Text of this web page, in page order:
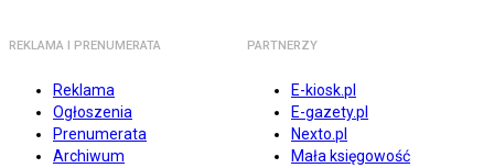
REKLAMA I PRENUMERATA
Reklama
Ogłoszenia
Prenumerata
Archiwum
PARTNERZY
E-kiosk.pl
E-gazety.pl
Nexto.pl
Mała księgowość